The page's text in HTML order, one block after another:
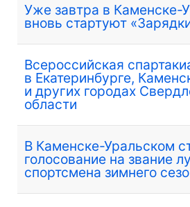
Уже завтра в Каменске-
вновь стартуют
Всероссийская
в Екатеринбурге,
и других городах
области
В Каменске-Уральском
голосование на звание
спортсмена зимнего